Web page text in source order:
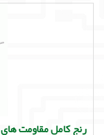
رنج کامل مقاومت های 10 وات - 55 رنج - یک عددی